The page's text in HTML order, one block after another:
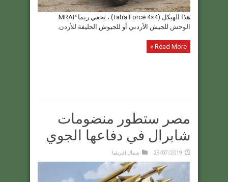
هذا الهيكل (Tatra Force 4×4) ، يخفي ربما MRAP
الوحش للجيش الأردني أو للجيوش الحليفة للأردن.
Read More »
مصر ستطور منضومات
شابرال في دفاعها الجوي
29/07/2019 شمال إفريقيا